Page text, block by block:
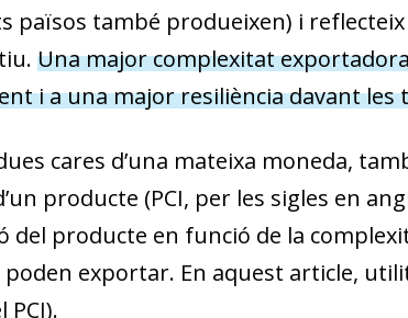
països també produeixen) i
Una major complexitat exportadora
i a una major resiliència davant
cares d’una mateixa moneda,
producte (PCI, per les sigles en
del producte en funció de la
exportar. En aquest article,
PCI).